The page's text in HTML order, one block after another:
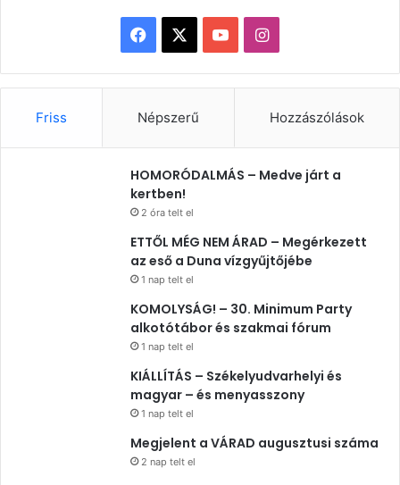
Facebook YouTubeInstagram
Friss Népszerű Hozzászólások
HOMORÓDALMÁS – Medve járt a
kertben!
2 óra telt el
ETTŐL MÉG NEM ÁRAD – Megérkezett
az eső a Duna vízgyűjtőjébe
1 nap telt el
KOMOLYSÁG! – 30. Minimum Party
alkotótábor és szakmai fórum
1 nap telt el
KIÁLLÍTÁS – Székelyudvarhelyi és
magyar – és menyasszony
1 nap telt el
Megjelent a VÁRAD augusztusi száma
2 nap telt el